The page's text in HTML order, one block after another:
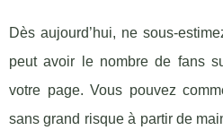
Dès aujourd’hui, ne sous-
peut avoir le nombre de fans
votre page. Vous pouvez
sans grand risque à partir de